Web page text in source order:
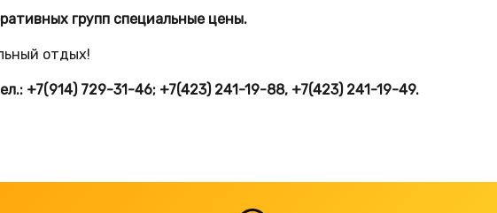
групп специальные цены.
отдых!
+7(914) 729-31-46; +7(423) 241-19-88, +7(423) 241-19-49.